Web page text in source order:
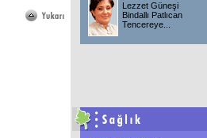
Lezzet Güneşi
Bindallı Patlıcan
Tencereye